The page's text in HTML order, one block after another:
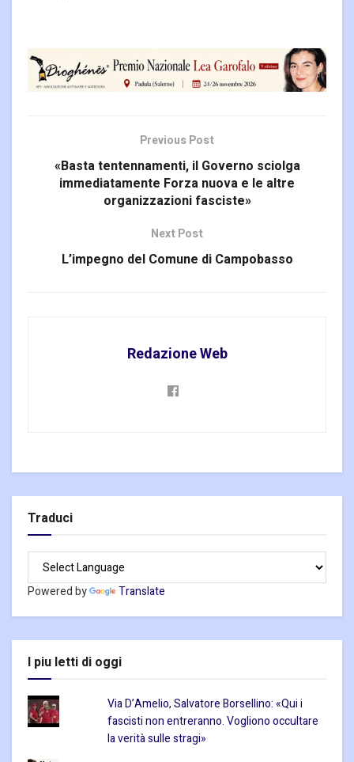
Previous Post
«Basta tentennamenti, il Governo sciolga
immediatamente Forza nuova e le altre
organizzazioni fasciste»
Next Post
L’impegno del Comune di Campobasso
Redazione Web
Traduci
Powered by Translate
I piu letti di oggi
Via D’Amelio, Salvatore Borsellino: «Qui i
fascisti non entreranno. Vogliono occultare
la verità sulle stragi»